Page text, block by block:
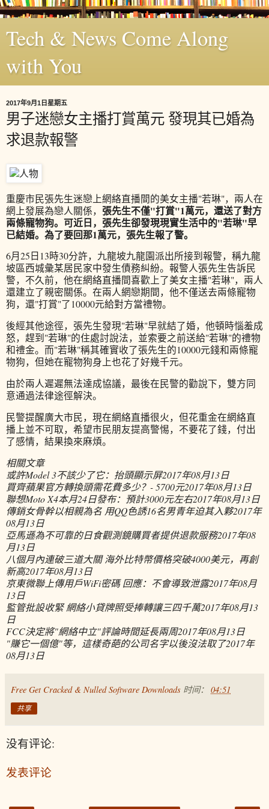
Tech & News Come Along
with You
2017年9月1日星期五
男子迷戀女主播打賞萬元 發現其已婚為
求退款報警
重慶市民張先生迷戀上網絡直播間的美女主播"若琳"，兩人在
網上發展為戀人關係， 張先生不僅"打賞"1萬元，還送了對方
兩條寵物狗。可近日，張先生卻發現現實生活中的"若琳"早
已結婚。為了要回那1萬元，張先生報了警。
6月25日13時30分許，九龍坡九龍園派出所接到報警，稱九龍
坡區西城彙某居民家中發生債務糾紛。報警人張先生告訴民
警，不久前，他在網絡直播間喜歡上了美女主播"若琳"，兩人
還建立了親密關係。在兩人網戀期間，他不僅送去兩條寵物
狗，還"打賞"了10000元給對方當禮物。
後經其他途徑，張先生發現"若琳"早就結了婚，他頓時惱羞成
怒，趕到"若琳"的住處討說法，並索要之前送給"若琳"的禮物
和禮金。而"若琳"稱其確實收了張先生的10000元錢和兩條寵
物狗，但她在寵物狗身上也花了好幾千元。
由於兩人遲遲無法達成協議，最後在民警的勸說下，雙方同
意通過法律途徑解決。
民警提醒廣大市民，現在網絡直播很火，但花重金在網絡直
播上並不可取，希望市民朋友提高警惕，不要花了錢，付出
了感情，結果換來麻煩。
相關文章
或許Model 3不該少了它：抬頭顯示屏2017年08月13日
買齊蘋果官方轉換頭需花費多少？- 5700元2017年08月13日
聯想Moto X4本月24日發布：預計3000元左右2017年08月13日
傳銷女骨幹以相親為名 用QQ色誘16名男青年迫其入夥2017年
08月13日
亞馬遜為不可靠的日食觀測鏡購買者提供退款服務2017年08
月13日
八個月內連破三道大關 海外比特幣價格突破4000美元，再創
新高2017年08月13日
京東微聯上傳用戶WiFi密碼 回應：不會導致泄露2017年08月
13日
監管批設收緊 網絡小貸牌照受捧轉讓三四千萬2017年08月13
日
FCC決定將"網絡中立"評論時間延長兩周2017年08月13日
"賺它一個億"等，這樣奇葩的公司名字以後沒法取了2017年
08月13日
Free Get Cracked & Nulled Software Downloads 时间： 04:51
共享
没有评论:
发表评论